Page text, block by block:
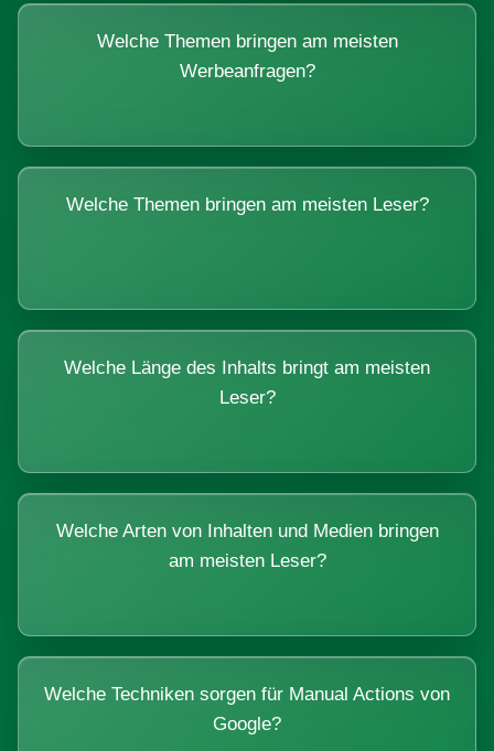
Welche Themen bringen am meisten
Werbeanfragen?
Welche Themen bringen am meisten Leser?
Welche Länge des Inhalts bringt am meisten
Leser?
Welche Arten von Inhalten und Medien bringen
am meisten Leser?
Welche Techniken sorgen für Manual Actions von
Google?